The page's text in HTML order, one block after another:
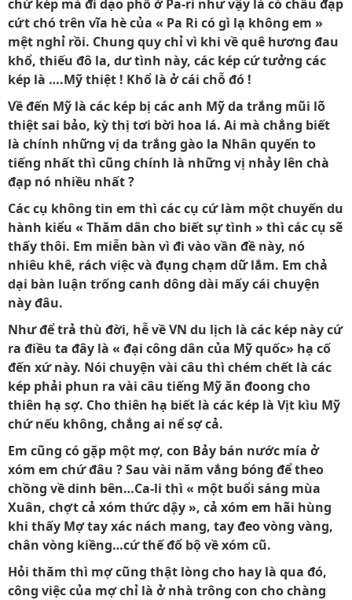
chứ kép mà đi dạo phố ở Pa-ri như vậy là có chầu đạp
cứt chó trên vĩa hè của « Pa Ri có gì lạ không em »
mệt nghỉ rồi. Chung quy chỉ vì khi về quê hương đau
khổ, thiếu đô la, dư tình này, các kép cứ tưởng các
kép là ….Mỹ thiệt ! Khổ là ở cái chỗ đó !
Về đến Mỹ là các kép bị các anh Mỹ da trắng mũi lõ
thiệt sai bảo, kỳ thị tơi bời hoa lá. Ai mà chẳng biết
là chính những vị da trắng gào la Nhân quyến to
tiếng nhất thì cũng chính là những vị nhảy lên chà
đạp nó nhiều nhất ?
Các cụ không tin em thì các cụ cứ làm một chuyến du
hành kiểu « Thăm dân cho biết sự tình » thì các cụ sẽ
thấy thôi. Em miễn bàn vì đi vào vần đề này, nó
nhiêu khê, rách việc và đụng chạm dữ lắm. Em chả
dại bàn luận trống canh dông dài mấy cái chuyện
này đâu.
Như để trả thù đời, hễ về VN du lịch là các kép này cứ
ra điều ta đây là « đại công dân của Mỹ quốc» hạ cố
đến xứ này. Nói chuyện vài câu thì chém chết là các
kép phải phun ra vài câu tiếng Mỹ ăn đoong cho
thiên hạ sợ. Cho thiên hạ biết là các kép là Vịt kìu Mỹ
chứ nếu không, chẳng ai nể sợ cả.
Em cũng có gặp một mợ, con Bảy bán nước mía ở
xóm em chứ đâu ? Sau vài năm vắng bóng để theo
chồng về dinh bên…Ca-li thì « một buổi sáng mùa
Xuân, chợt cả xóm thức dậy », cả xóm em hãi hùng
khi thấy Mợ tay xác nách mang, tay đeo vòng vàng,
chân vòng kiềng…cứ thế đổ bộ về xóm cũ.
Hỏi thăm thì mợ cũng thật lòng cho hay là qua đó,
công việc của mợ chỉ là ở nhà trông con cho chàng